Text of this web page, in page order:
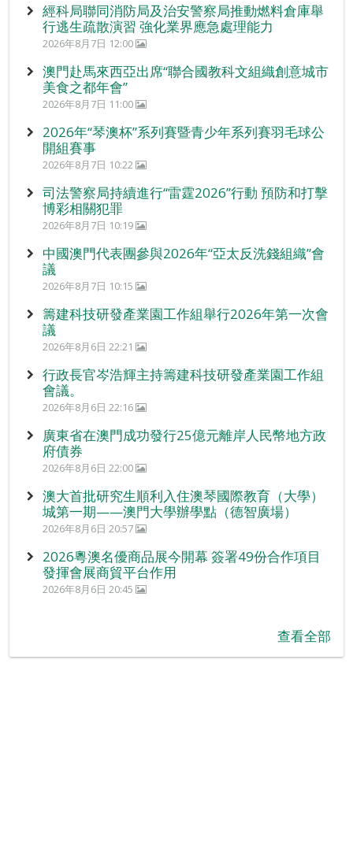
經科局聯同消防局及治安警察局推動燃料倉庫舉
行逃生疏散演習 強化業界應急處理能力
2026年8月7日 12:00
澳門赴馬來西亞出席“聯合國教科文組織創意城市
美食之都年會”
2026年8月7日 11:00
2026年“琴澳杯”系列賽暨青少年系列賽羽毛球公
開組賽事
2026年8月7日 10:22
司法警察局持續進行“雷霆2026”行動 預防和打擊
博彩相關犯罪
2026年8月7日 10:19
中國澳門代表團參與2026年“亞太反洗錢組織”會
議
2026年8月7日 10:15
籌建科技研發產業園工作組舉行2026年第一次會
議
2026年8月6日 22:21
行政長官岑浩輝主持籌建科技研發產業園工作組
會議。
2026年8月6日 22:16
廣東省在澳門成功發行25億元離岸人民幣地方政
府債券
2026年8月6日 22:00
澳大首批研究生順利入住澳琴國際教育（大學）
城第一期——澳門大學辦學點（德智廣場）
2026年8月6日 20:57
2026粵澳名優商品展今開幕 簽署49份合作項目
發揮會展商貿平台作用
2026年8月6日 20:45
查看全部